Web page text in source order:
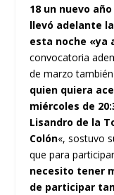
18 un nuevo
llevó adelante
esta noche «ya
convocatoria
de marzo
quien quiera
miércoles de
Lisandro de la
Colón«, sostuvo
que para
necesito tener
de participar